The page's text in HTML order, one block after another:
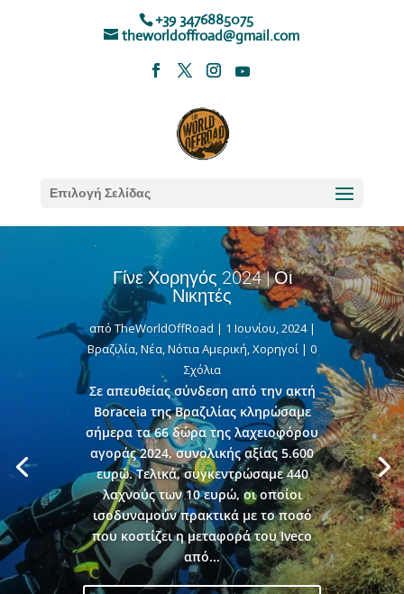
+39 3476885075
theworldoffroad@gmail.com
Επιλογή Σελίδας
Γίνε Χορηγός 2024 | Οι
Νικητές
από TheWorldOffRoad | 1 Ιουνίου, 2024|
Βραζιλία,Νέα,Νότια Αμερική,Χορηγοί | 0
Σχόλια
Σε απευθείας σύνδεση από την ακτή
Boraceia της Βραζιλίας κληρώσαμε
σήμερα τα 66 δώρα της λαχειοφόρου
αγοράς 2024, συνολικής αξίας 5.600
ευρώ. Τελικά, συγκεντρώσαμε 440
λαχνούς των 10 ευρώ, οι οποίοι
ισοδυναμούν πρακτικά με το ποσό
που κοστίζει η μεταφορά του Iveco
από...